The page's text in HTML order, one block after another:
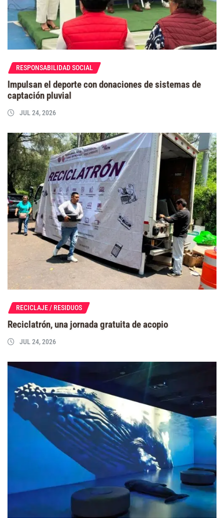
RESPONSABILIDAD SOCIAL
Impulsan el deporte con donaciones de sistemas de
captación pluvial
JUL 24, 2026
RECICLAJE / RESIDUOS
Reciclatrón, una jornada gratuita de acopio
JUL 24, 2026